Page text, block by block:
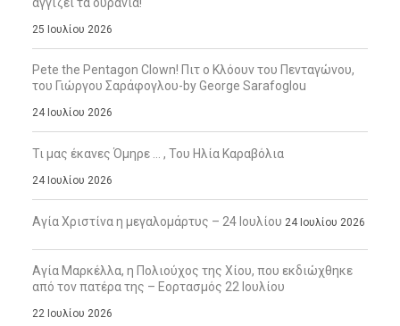
25 Ιουλίου 2026
Pete the Pentagon Clown! Πιτ ο Κλόουν του Πενταγώνου,
του Γιώργου Σαράφογλου-by George Sarafoglou
24 Ιουλίου 2026
Τι μας έκανες Όμηρε … , Του Ηλία Καραβόλια
24 Ιουλίου 2026
Αγία Χριστίνα η μεγαλομάρτυς – 24 Ιουλίου 24 Ιουλίου 2026
Αγία Μαρκέλλα, η Πολιούχος της Χίου, που εκδιώχθηκε
από τον πατέρα της – Εορτασμός 22 Ιουλίου
22 Ιουλίου 2026